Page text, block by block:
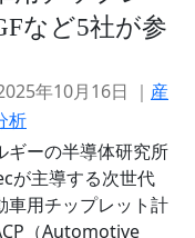
など5社が参
年10月16日 ｜ 産
析
ギーの半導体研究所
が主導する次世代
車用チップレット計
（Automotive